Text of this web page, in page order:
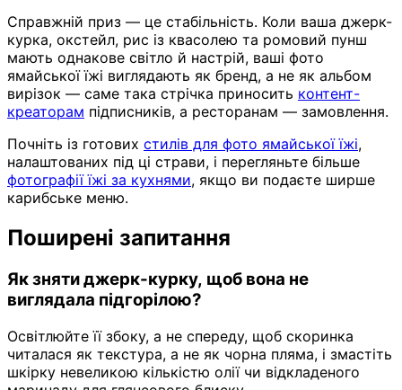
Справжній приз — це стабільність. Коли ваша джерк-
курка, окстейл, рис із квасолею та ромовий пунш
мають однакове світло й настрій, ваші фото
ямайської їжі виглядають як бренд, а не як альбом
вирізок — саме така стрічка приносить контент-
креаторам підписників, а ресторанам — замовлення.
Почніть із готових стилів для фото ямайської їжі,
налаштованих під ці страви, і перегляньте більше
фотографії їжі за кухнями, якщо ви подаєте ширше
карибське меню.
Поширені запитання
Як зняти джерк-курку, щоб вона не
виглядала підгорілою?
Освітлюйте її збоку, а не спереду, щоб скоринка
читалася як текстура, а не як чорна пляма, і змастіть
шкірку невеликою кількістю олії чи відкладеного